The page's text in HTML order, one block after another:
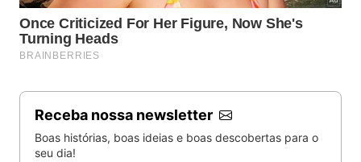
Receba nossa newsletter
Boas histórias, boas ideias e boas descobertas para o
seu dia!